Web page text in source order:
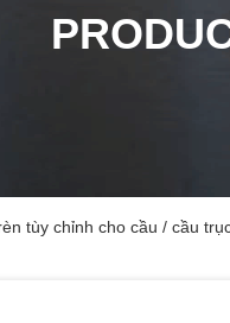
tùy chỉnh cho cầu / cầu